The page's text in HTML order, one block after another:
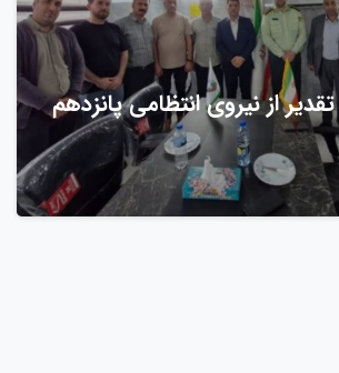
از نیروی انتظامی پانزدهم